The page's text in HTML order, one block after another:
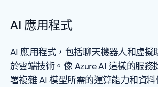
AI 應用程式
AI 應用程式，包括聊天機器人和虛擬
於雲端技術。像 Azure AI 這樣的服務
署複雜 AI 模型所需的運算能力和資